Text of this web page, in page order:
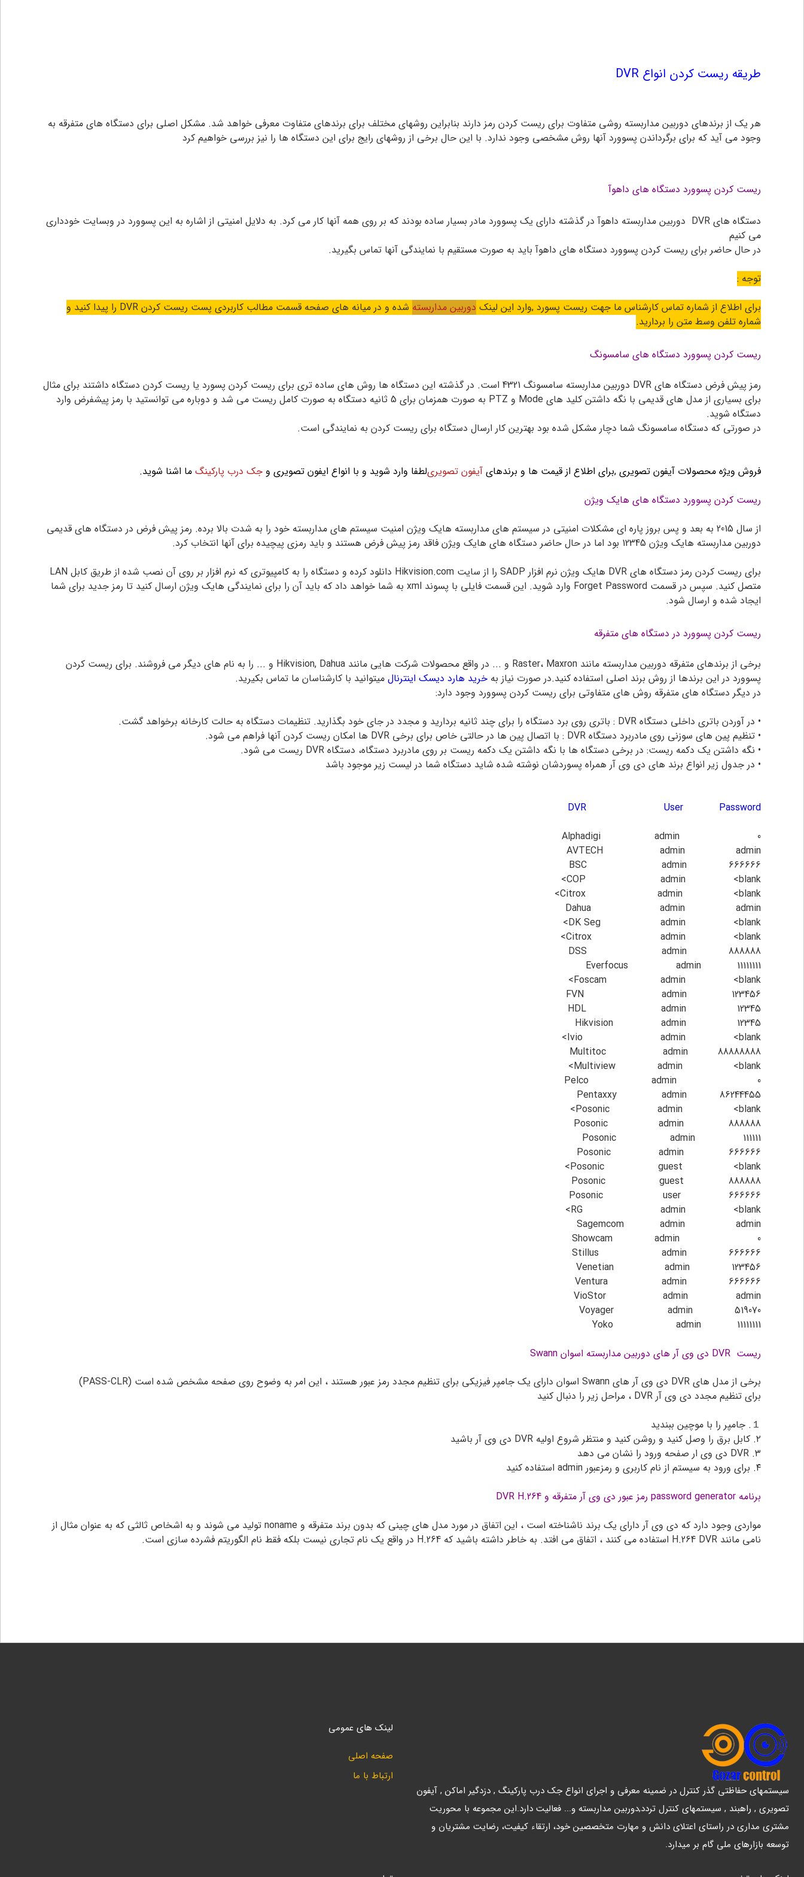
طریقه ریست کردن انواع DVR
هر یک از برندهای دوربین مداربسته روشی متفاوت برای ریست کردن رمز دارند بنابراین روشهای مختلف برای برندهای متفاوت معرفی خواهد شد. مشکل اصلی برای دستگاه های متفرقه به
وجود می آید که برای برگرداندن پسوورد آنها روش مشخصی وجود ندارد. با این حال برخی از روشهای رایج برای این دستگاه ها را نیز بررسی خواهیم کرد
ریست کردن پسوورد دستگاه های داهوآ
دستگاه های DVR دوربین مداربسته داهوآ در گذشته دارای یک پسوورد مادر بسیار ساده بودند که بر روی همه آنها کار می کرد. به دلایل امنیتی از اشاره به این پسوورد در وبسایت خودداری
می کنیم
در حال حاضر برای ریست کردن پسوورد دستگاه های داهوآ باید به صورت مستقیم با نمایندگی آنها تماس بگیرید.
توجه :
برای اطلاع از شماره تماس کارشناس ما جهت ریست پسورد ,وارد این لینک دوربین مداربسته شده و در میانه های صفحه قسمت مطالب کاربردی پست ریست کردن DVR
را پیدا کنید و
شماره تلفن وسط متن را بردارید.
ریست کردن پسوورد دستگاه های سامسونگ
رمز پیش فرض دستگاه های DVR دوربین مداربسته
سامسونگ 4321 است. در گذشته این دستگاه ها روش های ساده تری برای ریست کردن پسورد یا ریست کردن دستگاه داشتند برای مثال
برای بسیاری از مدل های قدیمی با نگه داشتن کلید های Mode و PTZ به صورت همزمان برای 5 ثانیه دستگاه به صورت کامل ریست می شد و دوباره می توانستید با رمز پیشفرض وارد
دستگاه شوید.
در صورتی که دستگاه سامسونگ شما دچار مشکل شده بود بهترین کار ارسال دستگاه برای ریست کردن به نمایندگی است.
فروش ویژه محصولات آیفون تصویری ,برای اطلاع از قیمت ها و برندهای آیفون تصویریلطفا وارد شوید و با انواع ایفون تصویری و جک درب پارکینگما اشنا شوید.
ریست کردن پسوورد دستگاه های هایک ویژن
از سال 2015 به بعد و پس بروز پاره ای مشکلات امنیتی در سیستم های مداربسته هایک ویژن امنیت سیستم های مداربسته خود را به شدت بالا برده. رمز پیش فرض در دستگاه های قدیمی
دوربین مداربسته هایک ویژن 12345 بود اما در حال حاضر دستگاه های هایک ویژن فاقد رمز پیش فرض هستند و باید رمزی پیچیده برای آنها انتخاب کرد.
برای ریست کردن رمز دستگاه های DVR هایک ویژن نرم افزار SADP را از سایت Hikvision.com دانلود کرده و دستگاه را به کامپیوتری که نرم افزار بر روی آن نصب شده از طریق کابل LAN
متصل کنید. سپس در قسمت Forget Password وارد شوید. این قسمت فایلی با پسوند xml به شما خواهد داد که باید آن را برای نمایندگی هایک ویژن ارسال کنید تا رمز جدید برای شما
ایجاد شده و ارسال شود.
ریست کردن پسوورد در دستگاه های متفرقه
برخی از برندهای متفرقه دوربین مداربسته
مانند Raster، Maxron و ... در واقع محصولات شرکت هایی مانند Hikvision, Dahua و ... را به نام های دیگر می فروشند. برای ریست کردن
پسوورد در این برندها از روش برند اصلی استفاده کنید.در صورت نیاز به خرید هارد دیسک اینترنالمیتوانید با کارشناسان ما تماس بکیرید.
در دیگر دستگاه های متفرقه روش های متفاوتی برای ریست کردن پسوورد وجود دارد:
• در آوردن باتری داخلی دستگاه DVR : باتری روی برد دستگاه را برای چند ثانیه بردارید و مجدد در جای خود بگذارید. تنظیمات دستگاه به حالت کارخانه برخواهد گشت.
• تنظیم پین های سوزنی روی مادربرد دستگاه DVR : با اتصال پین ها در حالتی خاص برای برخی DVR ها امکان ریست کردن آنها فراهم می شود.
• نگه داشتن یک دکمه ریست: در برخی دستگاه ها با نگه داشتن یک دکمه ریست بر روی مادربرد دستگاه، دستگاه DVR ریست می شود.
• در جدول زیر انواع برند های دی وی آر همراه پسوردشان نوشته شده شاید دستگاه شما در لیست زیر موجود باشد
DVR User Password
Alphadigi admin 0
AVTECH admin admin
BSC admin 666666
COP admin <blank>
Citrox admin <blank>
Dahua admin admin
DK Seg admin <blank>
Citrox admin <blank>
DSS admin 888888
Everfocus admin 11111111
Foscam admin <blank>
FVN admin 123456
HDL admin 12345
Hikvision admin 12345
Ivio admin <blank>
Multitoc admin 88888888
Multiview admin <blank>
Pelco admin 0
Pentaxxy admin 86244455
Posonic admin <blank>
Posonic admin 888888
Posonic admin 111111
Posonic admin 666666
Posonic guest <blank>
Posonic guest 888888
Posonic user 666666
RG admin <blank>
Sagemcom admin admin
Showcam admin 0
Stillus admin 666666
Venetian admin 123456
Ventura admin 666666
VioStor admin admin
Voyager admin 519070
Yoko admin 11111111
ریست DVR دی وی آر های
دوربین مداربسته اسوان Swann
برخی از مدل های DVR دی وی آر های Swann اسوان دارای یک جامپر فیزیکی برای تنظیم مجدد رمز عبور هستند ، این امر به وضوح روی صفحه مشخص شده است (PASS-CLR)
برای تنظیم مجدد دی وی آر DVR ، مراحل زیر را دنبال کنید
１. جامپر را با موچین ببندید
۲. کابل برق را وصل کنید و روشن کنید و منتظر شروع اولیه DVR دی وی آر باشید
۳. DVR دی وی ار صفحه ورود را نشان می دهد
۴. برای ورود به سیستم از نام کاربری و رمزعبور admin استفاده کنید
برنامه password generator رمز عبور دی وی آر متفرقه و DVR H.264
مواردی وجود دارد که دی وی آر دارای یک برند ناشناخته است ، این اتفاق در مورد مدل های چینی که بدون برند متفرقه و noname تولید می شوند و به اشخاص ثالثی که به عنوان مثال از
نامی مانند H.264 DVR استفاده می کنند ، اتفاق می افتد. به خاطر داشته باشید که H.264 در واقع یک نام تجاری نیست بلکه فقط نام الگوریتم فشرده سازی است.
سیستمهای حفاظتی گذر کنترل در ضمینه معرفی و اجرای انواع جک درب پارکینگ , دزدگیر اماکن , آیفون
تصویری , راهبند , سیستمهای کنترل تردد,دوربین مداربسته و... فعالیت دارد.این مجموعه با محوریت
مشتری مداری در راستای اعتلای دانش و مهارت متخصصین خود، ارتقاء کیفیت، رضایت مشتریان و
توسعه بازارهای ملی گام بر میدارد.
لینک های عمومی
صفحه اصلی
ارتباط با ما